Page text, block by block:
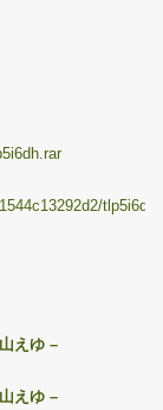
えゆ –
えゆ –